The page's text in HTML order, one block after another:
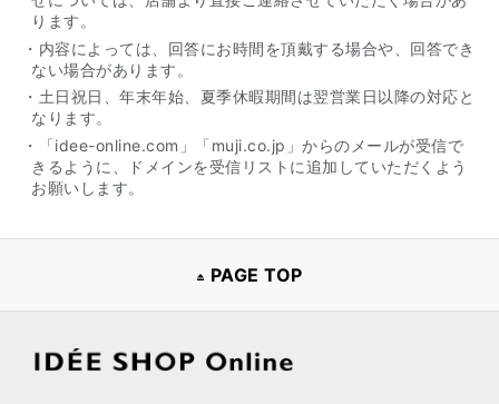
ります。
・内容によっては、回答にお時間を頂戴する場合や、回答でき
ない場合があります。
・土日祝日、年末年始、夏季休暇期間は翌営業日以降の対応と
なります。
・「idee-online.com」「muji.co.jp」からのメールが受信で
きるように、ドメインを受信リストに追加していただくよう
お願いします。
PAGE TOP